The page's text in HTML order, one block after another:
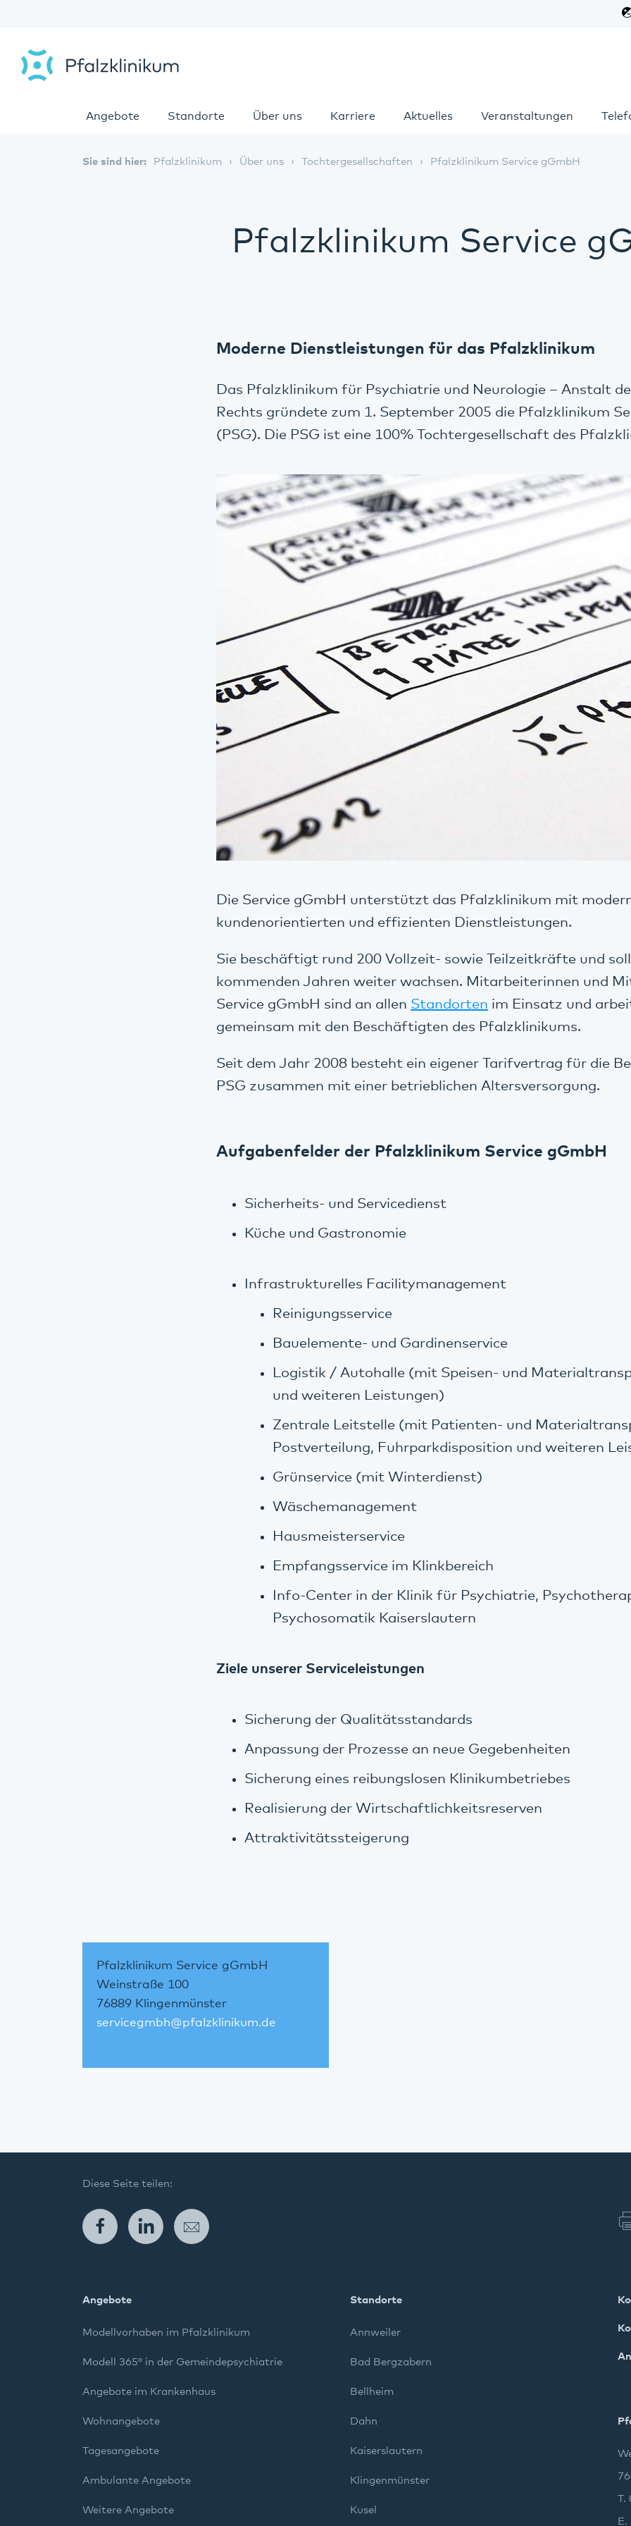
Angebote Standorte Über uns Karriere Aktuelles Veranstaltungen
Sie sind hier: Pfalzklinikum Über uns Tochtergesellschaften Pfalzklinikum Service gGmbH
Pfalzklinikum Service
Moderne Dienstleistungen für das Pfalzklinikum
Das Pfalzklinikum für Psychiatrie und Neurologie – Anstalt
Rechts gründete zum 1. September 2005 die Pfalzklinikum
(PSG). Die PSG ist eine 100% Tochtergesellschaft des
Die Service gGmbH unterstützt das Pfalzklinikum mit
kundenorientierten und effizienten Dienstleistungen.
Sie beschäftigt rund 200 Vollzeit- sowie Teilzeitkräfte und
kommenden Jahren weiter wachsen. Mitarbeiterinnen und
Service gGmbH sind an allen Standorten im Einsatz und
gemeinsam mit den Beschäftigten des Pfalzklinikums.
Seit dem Jahr 2008 besteht ein eigener Tarifvertrag für die
PSG zusammen mit einer betrieblichen Altersversorgung.
Aufgabenfelder der Pfalzklinikum Service gGmbH
Sicherheits- und Servicedienst
Küche und Gastronomie
Infrastrukturelles Facilitymanagement
Reinigungsservice
Bauelemente- und Gardinenservice
Logistik / Autohalle (mit Speisen- und
und weiteren Leistungen)
Zentrale Leitstelle (mit Patienten- und
Postverteilung, Fuhrparkdisposition und weiteren
Grünservice (mit Winterdienst)
Wäschemanagement
Hausmeisterservice
Empfangsservice im Klinkbereich
Info-Center in der Klinik für Psychiatrie,
Psychosomatik Kaiserslautern
Ziele unserer Serviceleistungen
Sicherung der Qualitätsstandards
Anpassung der Prozesse an neue Gegebenheiten
Sicherung eines reibungslosen Klinikumbetriebes
Realisierung der Wirtschaftlichkeitsreserven
Attraktivitätssteigerung
Pfalzklinikum Service gGmbH
Weinstraße 100
76889 Klingenmünster
servicegmbh@pfalzklinikum.de
Diese Seite teilen:
FacebookLinkedIn
Angebote
Modellvorhaben im Pfalzklinikum
Modell 365° in der Gemeindepsychiatrie
Angebote im Krankenhaus
Wohnangebote
Tagesangebote
Ambulante Angebote
Weitere Angebote
Standorte
Annweiler
Bad Bergzabern
Bellheim
Dahn
Kaiserslautern
Klingenmünster
Kusel
T.
E.